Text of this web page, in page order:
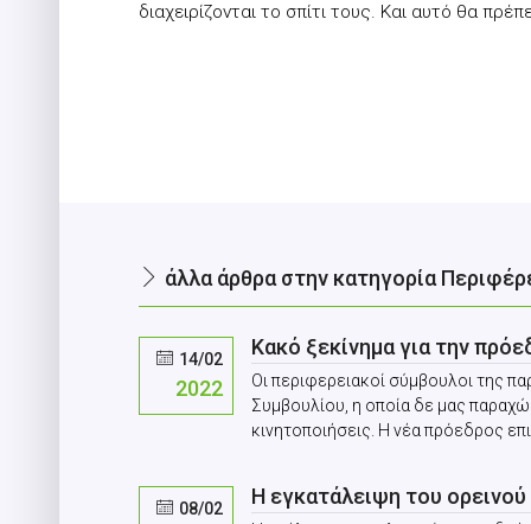
διαχειρίζονται το σπίτι τους. Και αυτό θα
άλλα άρθρα στην κατηγορία
14/02
2022
Κακό ξεκίνημα για την
Οι περιφερειακοί σύμβουλοι της
Συμβουλίου, η οποία δε μας
κινητοποιήσεις. Η νέα πρόεδρος
08/02 Η εγκατάλειψη του